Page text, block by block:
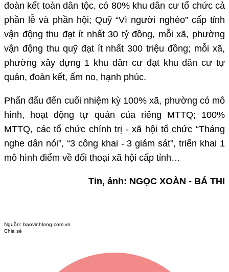
đoàn kết toàn dân tộc, có 80% khu dân cư tổ chức cả
phần lễ và phần hội; Quỹ “Vì người nghèo” cấp tỉnh
vận động thu đạt ít nhất 30 tỷ đồng, mỗi xã, phường
vận động thu quỹ đạt ít nhất 300 triệu đồng; mỗi xã,
phường xây dựng 1 khu dân cư đạt khu dân cư tự
quản, đoàn kết, ấm no, hạnh phúc.
Phấn đấu đến cuối nhiệm kỳ 100% xã, phường có mô
hình, hoạt động tự quản của riêng MTTQ; 100%
MTTQ, các tổ chức chính trị - xã hội tổ chức “Tháng
nghe dân nói”, “3 công khai - 3 giám sát”, triển khai 1
mô hình điểm về đối thoại xã hội cấp tỉnh…
Tin, ảnh: NGỌC XOÀN - BÁ THI
Nguồn: baovinhlong.com.vn
Chia sẻ